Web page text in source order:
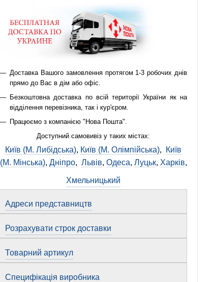
Доставка Вашого замовлення протягом 1-3 робочих днів
прямо до Вас в дім або офіс.
Безкоштовна доставка по всій території України як на
відділення перевізника, так і кур'єром.
Працюємо з компанією "Нова Пошта".
Доступний самовивіз у таких містах:
Київ (М. Либідська), Київ (М. Олімпійська),
Київ
(М. Мінська), Дніпро, Львів, Одеса, Луцьк, Харків,
Хмельницький
Адреси представництв
Розрахувати строк доставки
Товарний артикул
Специфікація виробника